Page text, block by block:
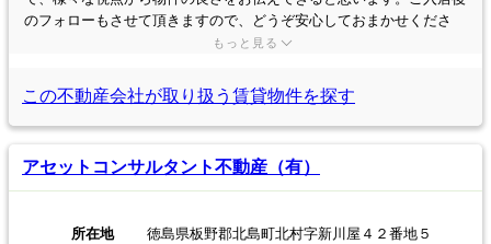
のフォローもさせて頂きますので、どうぞ安心しておまかせくださ
もっと見る
この不動産会社が取り扱う 賃貸物件を探す
アセットコンサルタント不動産（有）
所在地
徳島県板野郡北島町北村字新川屋４２番地５